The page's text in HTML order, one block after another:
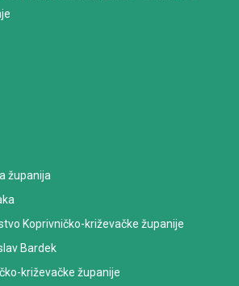
županija
Koprivničko-križevačke županije
Bardek
križevačke županije